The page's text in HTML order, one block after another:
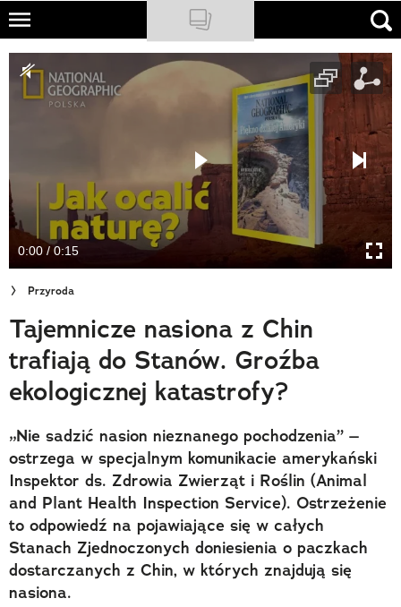
Skip
main
content
NATIONAL GEOGRAPHIC
TRAVELER
Newsletter
Cuda Polski
Wielki Konkurs Fotograficzny
Trendbook Podróżniczy
Polecane
0:00 / 0:15
Przyroda
Tajemnicze nasiona z Chin
trafiają do Stanów. Groźba
ekologicznej katastrofy?
„Nie sadzić nasion nieznanego pochodzenia” –
ostrzega w specjalnym komunikacie amerykański
Inspektor ds. Zdrowia Zwierząt i Roślin (Animal
and Plant Health Inspection Service). Ostrzeżenie
to odpowiedź na pojawiające się w całych
Stanach Zjednoczonych doniesienia o paczkach
dostarczanych z Chin, w których znajdują się
nasiona.